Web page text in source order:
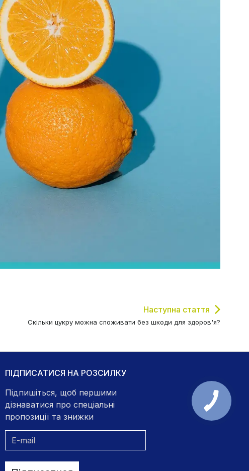
Наступна стаття
Скільки цукру можна споживати без шкоди для здоров'я?
ПІДПИСАТИСЯ НА РОЗСИЛКУ
Підпишіться, щоб першими
дізнаватися про спеціальні
пропозиції та знижки